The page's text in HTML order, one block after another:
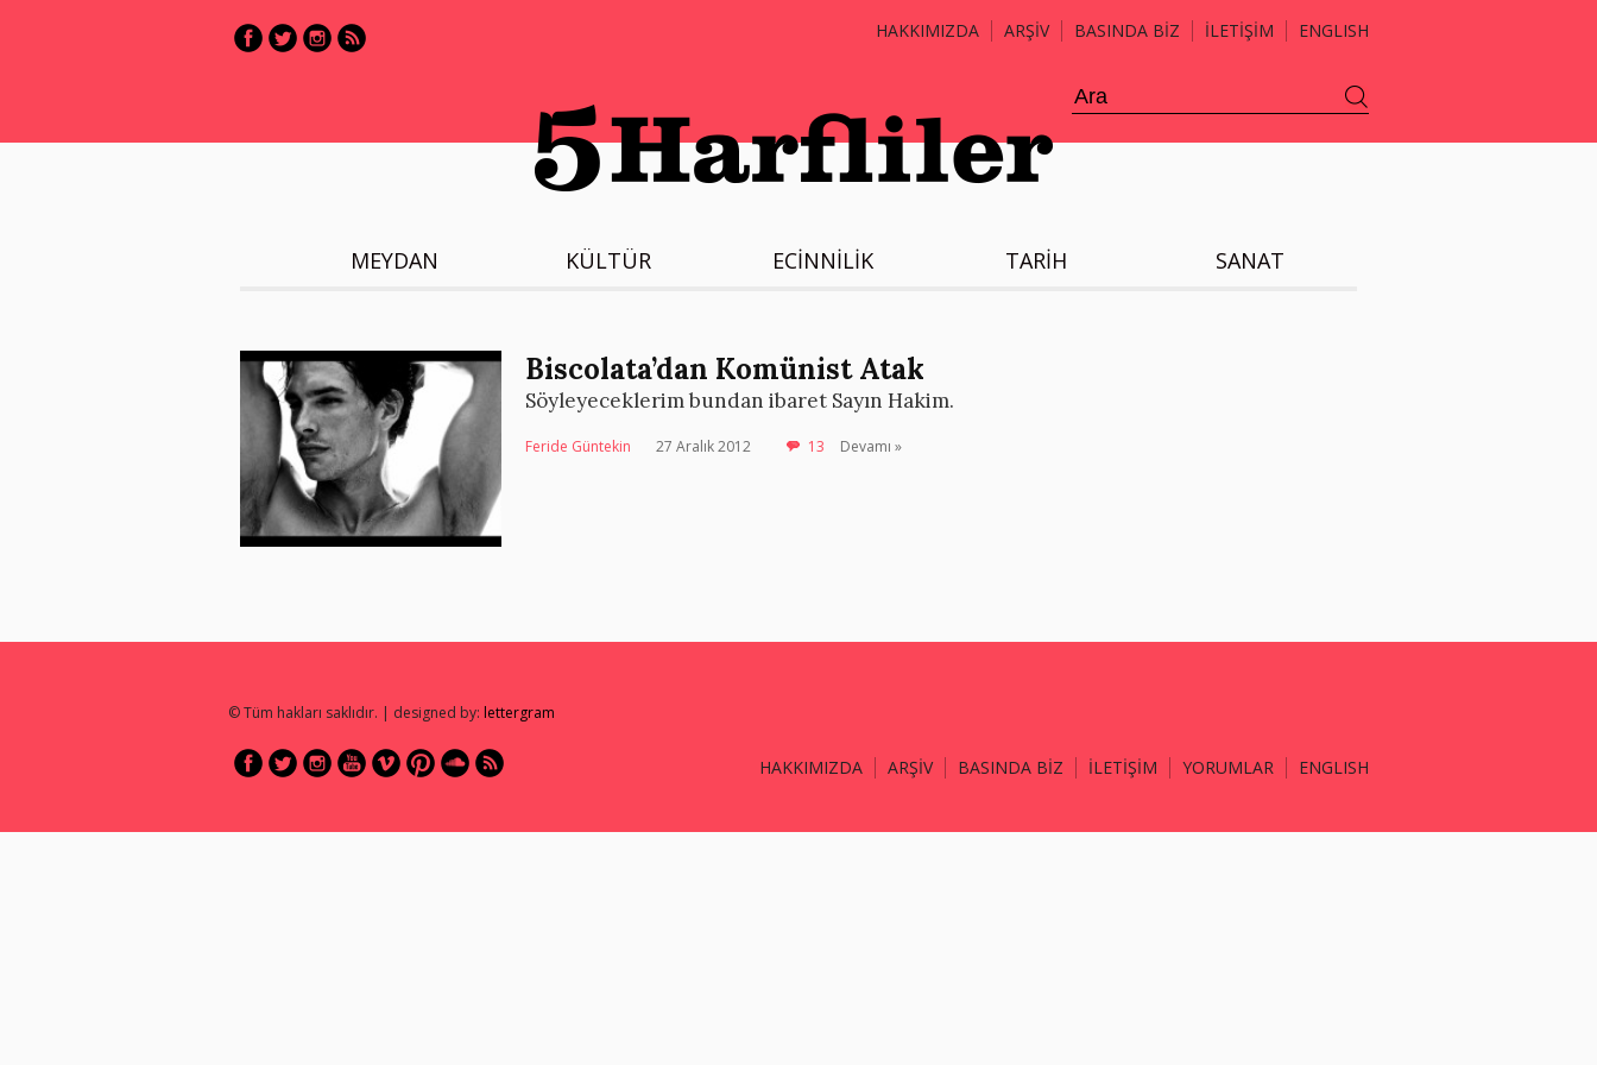
HAKKIMIZDA ARŞİV BASINDA BİZ İLETİŞİM ENGLISH
MEYDAN KÜLTÜR ECİNNİLİK TARİH SANAT
Biscolata’dan Komünist Atak
Söyleyeceklerim bundan ibaret Sayın Hakim.
Feride Güntekin 27 Aralık 2012 13 Devamı »
© Tüm hakları saklıdır. | designed by: lettergram
HAKKIMIZDA ARŞİV BASINDA BİZ İLETİŞİM YORUMLAR ENGLISH